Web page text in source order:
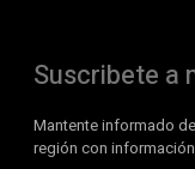
Suscribete a
Mantente informado
región con